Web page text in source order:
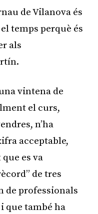
de Vilanova és
temps perquè és
als
vintena de
el curs,
n’ha
acceptable,
es va
de tres
de professionals
que també ha